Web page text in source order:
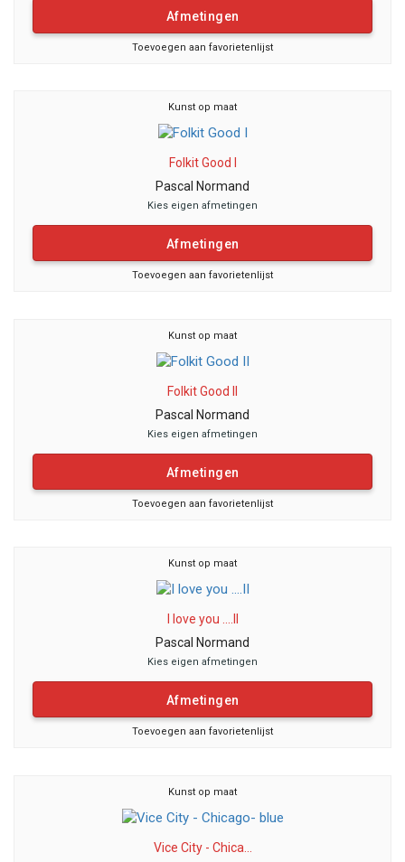
Afmetingen
Toevoegen aan favorietenlijst
Kunst op maat
Folkit Good I
Pascal Normand
Kies eigen afmetingen
Afmetingen
Toevoegen aan favorietenlijst
Kunst op maat
Folkit Good II
Pascal Normand
Kies eigen afmetingen
Afmetingen
Toevoegen aan favorietenlijst
Kunst op maat
I love you ....II
Pascal Normand
Kies eigen afmetingen
Afmetingen
Toevoegen aan favorietenlijst
Kunst op maat
Vice City - Chica...